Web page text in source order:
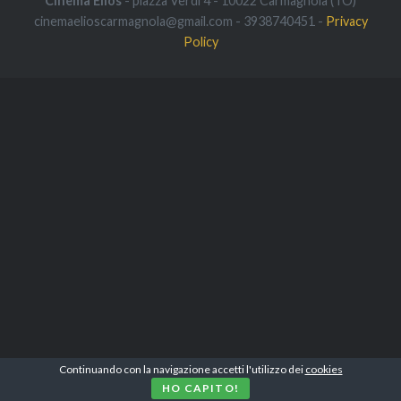
cinemaelioscarmagnola@gmail.com - 3938740451 - Privacy
Policy
Continuando con la navigazione accetti l'utilizzo dei cookies
HO CAPITO!